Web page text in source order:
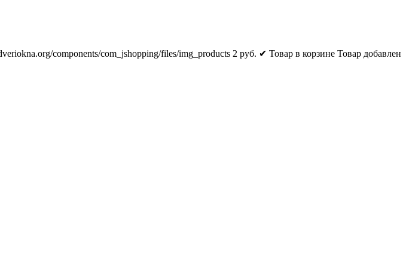
components/com_jshopping/files/img_products 2 руб. ✔ Товар в корзине Товар добавлен